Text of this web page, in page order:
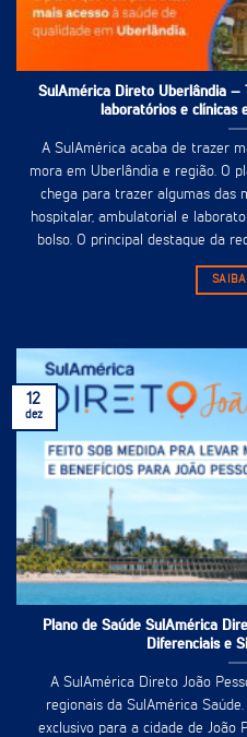
SulAmérica Direto Uberlândia –
laboratórios e clínicas
A SulAmérica acaba de trazer
mora em Uberlândia e região. O
chega para trazer algumas das
hospitalar, ambulatorial e
bolso. O principal destaque da
Plano de Saúde SulAmérica
Diferenciais e
A SulAmérica Direto João
regionais da SulAmérica
exclusivo para a cidade de João
12
dez